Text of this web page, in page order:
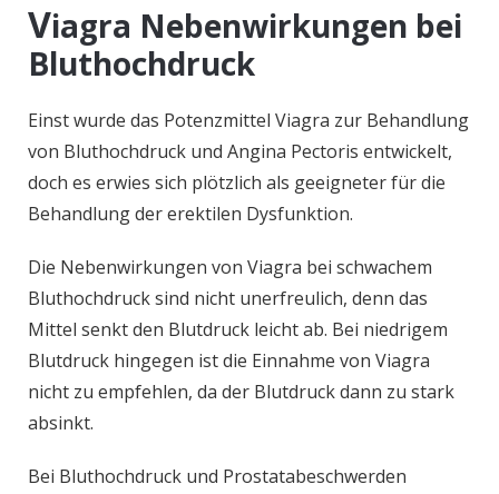
Viagra Nebenwirkungen bei
Bluthochdruck
Einst wurde das Potenzmittel Viagra zur Behandlung
von Bluthochdruck und Angina Pectoris entwickelt,
doch es erwies sich plötzlich als geeigneter für die
Behandlung der erektilen Dysfunktion.
Die Nebenwirkungen von Viagra bei schwachem
Bluthochdruck sind nicht unerfreulich, denn das
Mittel senkt den Blutdruck leicht ab. Bei niedrigem
Blutdruck hingegen ist die Einnahme von Viagra
nicht zu empfehlen, da der Blutdruck dann zu stark
absinkt.
Bei Bluthochdruck und Prostatabeschwerden